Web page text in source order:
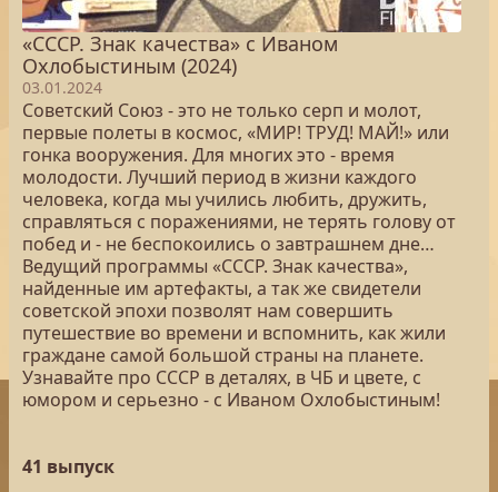
«СССР. Знак качества» с Иваном
Охлобыстиным (2024)
03.01.2024
Советский Союз - это не только серп и молот,
первые полеты в космос, «МИР! ТРУД! МАЙ!» или
гонка вооружения. Для многих это - время
молодости. Лучший период в жизни каждого
человека, когда мы учились любить, дружить,
справляться с поражениями, не терять голову от
побед и - не беспокоились о завтрашнем дне…
Ведущий программы «СССР. Знак качества»,
найденные им артефакты, а так же свидетели
советской эпохи позволят нам совершить
путешествие во времени и вспомнить, как жили
граждане самой большой страны на планете.
Узнавайте про СССР в деталях, в ЧБ и цвете, с
юмором и серьезно - с Иваном Охлобыстиным!
41 выпуск